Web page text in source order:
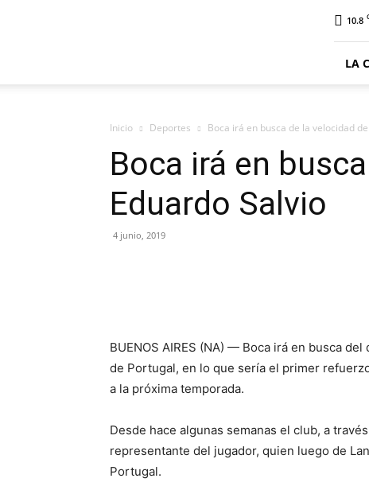
10.8
LA
Inicio Deportes Boca irá en busca de la velocidad
Boca irá en
Eduardo Salvio
4 junio, 2019
BUENOS AIRES (NA) — Boca irá en busca
de Portugal, en lo que sería el primer
a la próxima temporada.
Desde hace algunas semanas el club, a
representante del jugador, quien luego de
Portugal.